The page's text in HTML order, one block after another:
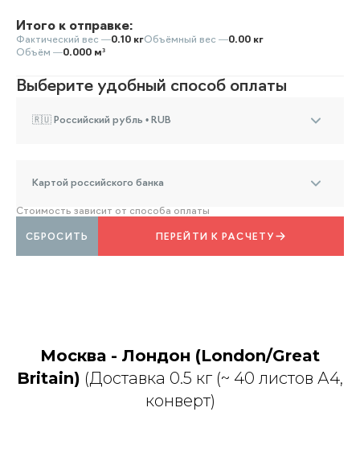
Итого к отправке:
Фактический вес —0.10 кгОбъёмный вес —0.00 кг
Объём —0.000 м³
Выберите удобный способ оплаты
🇷🇺 Российский рубль • RUB
Картой российского банка
Стоимость зависит от способа оплаты
ПЕРЕЙТИ К РАСЧЕТУ
СБРОСИТЬ
Москва - Лондон (London/Great
Britain) (Доставка 0.5 кг (~ 40 листов А4,
конверт)